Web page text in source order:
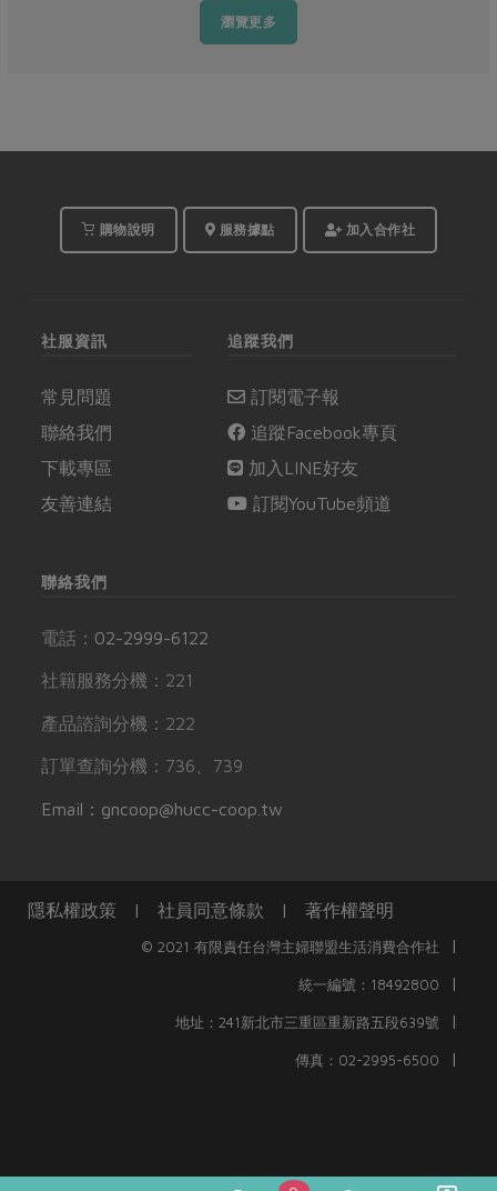
瀏覽更多
購物說明 服務據點 加入合作社
社服資訊
常見問題
聯絡我們
下載專區
友善連結
追蹤我們
訂閱電子報
追蹤Facebook專頁
加入LINE好友
訂閱YouTube頻道
聯絡我們
電話： 02-2999-6122
社籍服務分機：221
產品諮詢分機：222
訂單查詢分機：736、739
Email：gncoop@hucc-coop.tw
隱私權政策 | 社員同意條款 | 著作權聲明
© 2021 有限責任台灣主婦聯盟生活消費合作社 |
統一編號：18492800 |
地址：241新北市三重區重新路五段639號 |
傳真：02-2995-6500 |